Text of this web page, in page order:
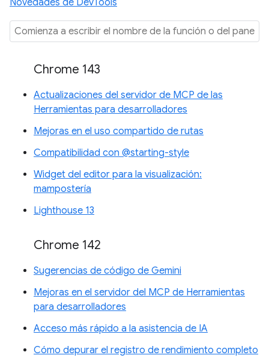
Novedades de DevTools
Chrome 143
Actualizaciones del servidor de MCP de las
Herramientas para desarrolladores
Mejoras en el uso compartido de rutas
Compatibilidad con @starting-style
Widget del editor para la visualización:
mampostería
Lighthouse 13
Chrome 142
Sugerencias de código de Gemini
Mejoras en el servidor del MCP de Herramientas
para desarrolladores
Acceso más rápido a la asistencia de IA
Cómo depurar el registro de rendimiento completo